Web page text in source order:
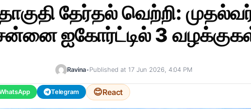
தேர்தல் வெற்றி:
ஐகோர்ட்டில் 3
Ravina•Published at 17 Jun 2026, 4:04 PM
Telegram 😊React